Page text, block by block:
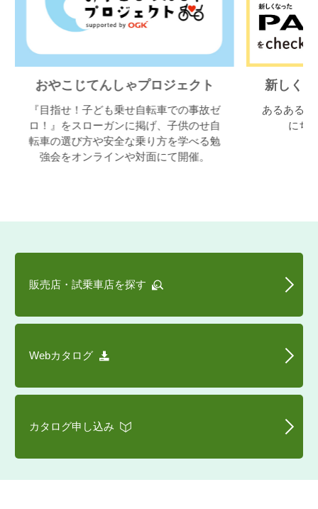
おやこじてんしゃプロジェクト
『目指せ！子ども乗せ自転車での事故ゼ
ロ！』をスローガンに掲げ、子供のせ自
転車の選び方や安全な乗り方を学べる勉
強会をオンラインや対面にて開催。
新しく
あるある悩
にち
販売店・試乗車店を探す
Webカタログ
カタログ申し込み